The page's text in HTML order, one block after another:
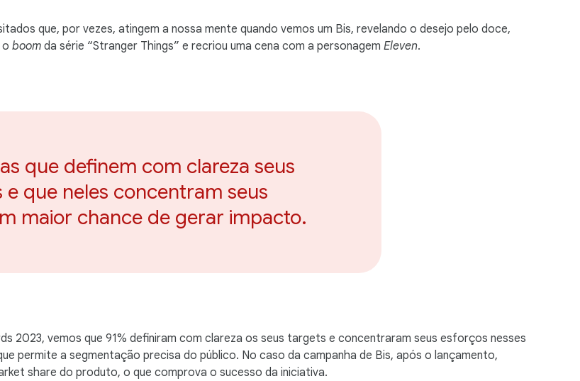
que, por vezes, atingem a nossa mente quando vemos um Bis, revelando o desejo pelo doce,
boom da série “Stranger Things” e recriou uma cena com a personagem Eleven.
que definem com clareza seus
que neles concentram seus
maior chance de gerar impacto.
2023, vemos que 91% definiram com clareza os seus targets e concentraram seus esforços nesses
permite a segmentação precisa do público. No caso da campanha de Bis, após o lançamento,
share do produto, o que comprova o sucesso da iniciativa.